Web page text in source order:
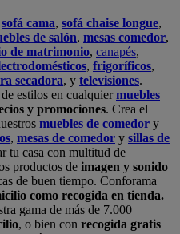
sofá cama, sofá chaise longue,
de salón, mesas comedor,
de matrimonio, canapés,
, frigoríficos,
secadora, y televisiones.
estilos en cualquiermuebles
y promociones. Crea el
muebles de comedor y
, mesas de comedor y sillas de
tu casa con multitud de
productos de imagen y sonido
de buen tiempo. Conforama
como recogida en tienda.
gama de más de 7.000
, o bien con recogida gratis